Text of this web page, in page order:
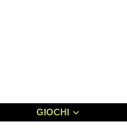
GIOCHI